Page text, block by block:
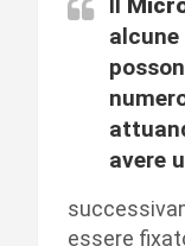
avere
essere